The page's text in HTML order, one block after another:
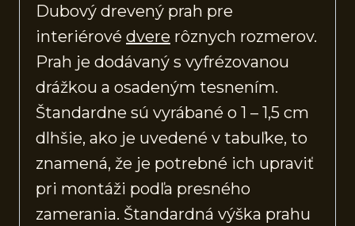
Dubový drevený prah pre
interiérové dvere rôznych rozmerov.
Prah je dodávaný s vyfrézovanou
drážkou a osadeným tesnením.
Štandardne sú vyrábané o 1 – 1,5 cm
dlhšie, ako je uvedené v tabuľke, to
znamená, že je potrebné ich upraviť
pri montáži podľa presného
zamerania. Štandardná výška prahu